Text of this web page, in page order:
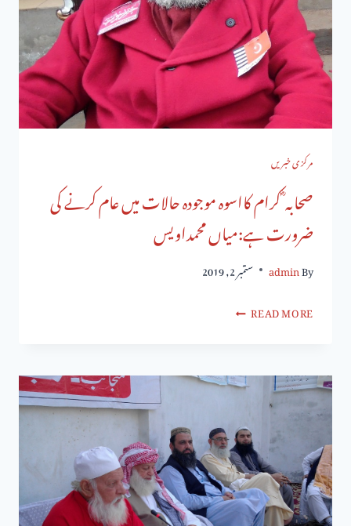
مرکزی خبریں
صحابہ ؓ کرام کااسوہ موجودہ حالات میں عام کرنے کی
ضرورت ہے:میاں محمداویس
By
admin
ستمبر 2, 2019
READ MORE